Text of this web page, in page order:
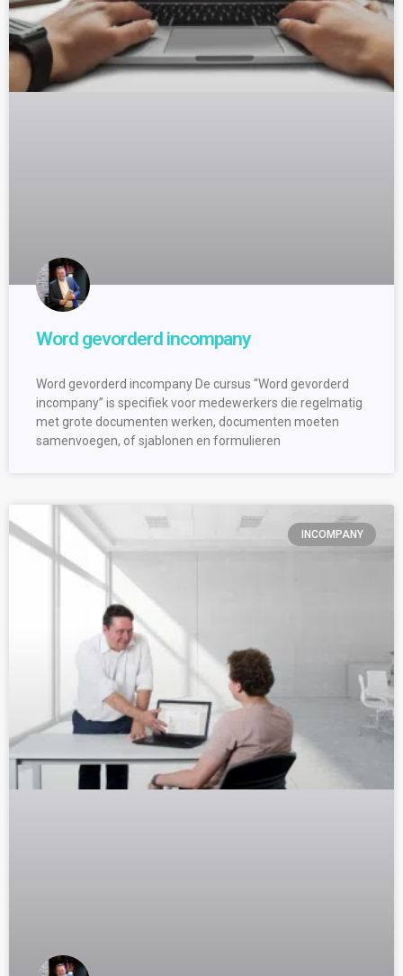
Word gevorderd incompany
Word gevorderd incompany De cursus “Word gevorderd
incompany” is specifiek voor medewerkers die regelmatig
met grote documenten werken, documenten moeten
samenvoegen, of sjablonen en formulieren
INCOMPANY